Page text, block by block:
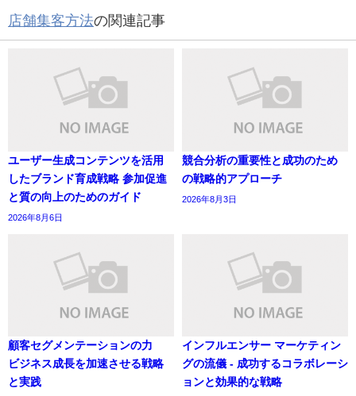
店舗集客方法の関連記事
ユーザー生成コンテンツを活用
したブランド育成戦略 参加促進
と質の向上のためのガイド
2026年8月6日
競合分析の重要性と成功のため
の戦略的アプローチ
2026年8月3日
顧客セグメンテーションの力
ビジネス成長を加速させる戦略
と実践
インフルエンサー マーケティン
グの流儀 - 成功するコラボレーシ
ョンと効果的な戦略